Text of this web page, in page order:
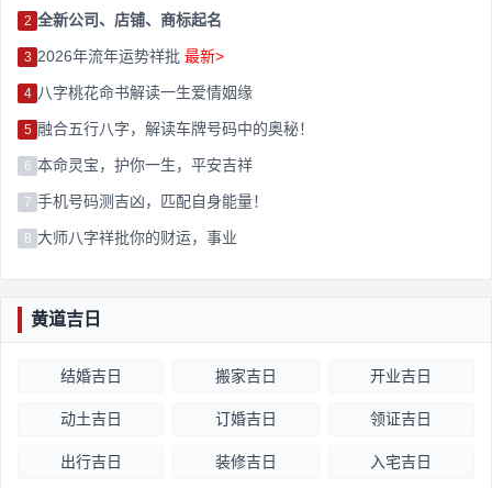
2 全新公司、店铺、商标起名
3 2026年流年运势祥批 最新>
4 八字桃花命书解读一生爱情姻缘
5 融合五行八字，解读车牌号码中的奥秘！
6 本命灵宝，护你一生，平安吉祥
7 手机号码测吉凶，匹配自身能量！
8 大师八字祥批你的财运，事业
黄道吉日
结婚吉日 搬家吉日 开业吉日
动土吉日 订婚吉日 领证吉日
出行吉日 装修吉日 入宅吉日